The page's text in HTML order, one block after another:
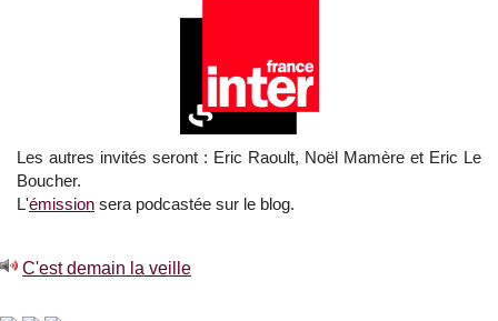
Les autres invités seront : Eric Raoult, Noël Mamère et Eric Le
Boucher.
L'émission sera podcastée sur le blog.
C'est demain la veille